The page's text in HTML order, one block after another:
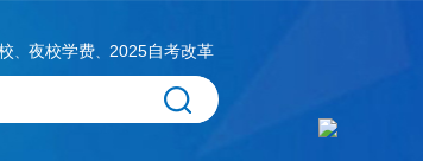
、 夜校学费、 2025自考改革